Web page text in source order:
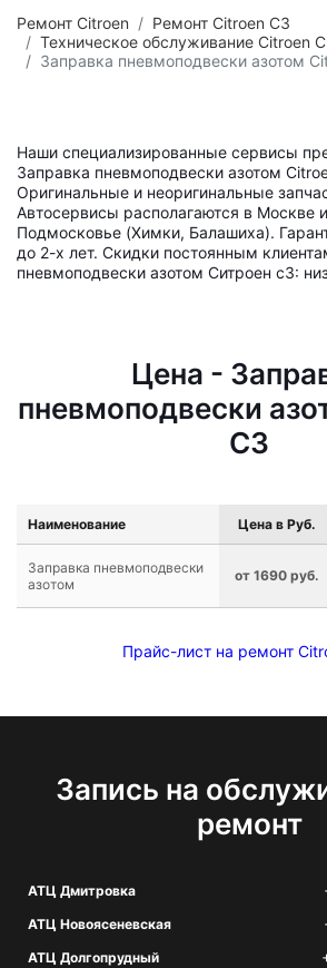
Ремонт Citroen
Ремонт Citroen C3
Техническое обслуживание Citroen
Заправка пневмоподвески азотом
Наши специализированные сервисы
Заправка пневмоподвески азотом
Оригинальные и неоригинальные
Автосервисы располагаются в Москве
Подмосковье (Химки, Балашиха).
до 2-х лет. Скидки постоянным
пневмоподвески азотом Ситроен с3:
Цена -
пневмоподвески
C3
Наименование Цена в Руб.
Заправка пневмоподвески
азотом
от 1690 руб.
Прайс-лист на ремонт
Запись на
ремонт
АТЦ Дмитровка
АТЦ Новоясеневская
АТЦ Долгопрудный